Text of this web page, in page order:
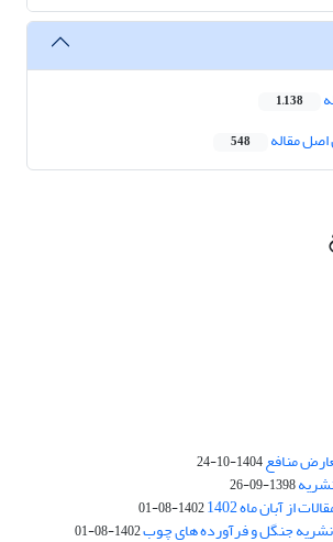
1,138
مقاله 548
منافع1404-10-24
1398-09-26
از آبان ماه 1402 1402-08-01
جنگل و فرآورده های چوب1402-08-01